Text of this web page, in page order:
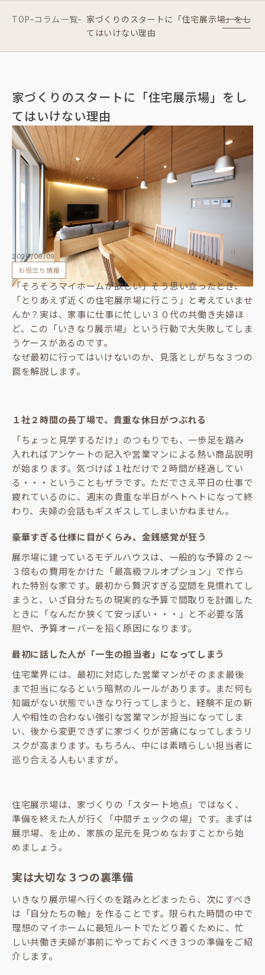
TOP-コラム一覧- 家づくりのスタートに「住宅展示場」をし
てはいけない理由
家づくりのスタートに「住宅展示場」をし
てはいけない理由
2026/06/09
お役立ち情報
「そろそろマイホームが欲しい」そう思い立ったとき、
「とりあえず近くの住宅展示場に行こう」と考えていませ
んか？実は、家事に仕事に忙しい３０代の共働き夫婦ほ
ど、この「いきなり展示場」という行動で大失敗してしま
うケースがあるのです。
なぜ最初に行ってはいけないのか、見落としがちな３つの
罠を解説します。
１社２時間の長丁場で、貴重な休日がつぶれる
「ちょっと見学するだけ」のつもりでも、一歩足を踏み
入れればアンケートの記入や営業マンによる熱い商品説明
が始まります。気づけば１社だけで２時間が経過してい
る・・・ということもザラです。ただでさえ平日の仕事で
疲れているのに、週末の貴重な半日がヘトヘトになって終
わり、夫婦の会話もギスギスしてしまいかねません。
豪華すぎる仕様に目がくらみ、金銭感覚が狂う
展示場に建っているモデルハウスは、一般的な予算の２～
３倍もの費用をかけた「最高級フルオプション」で作ら
れた特別な家です。最初から贅沢すぎる空間を見慣れてし
まうと、いざ自分たちの現実的な予算で間取りを計画した
ときに「なんだか狭くて安っぽい・・・」と不必要な落
胆や、予算オーバーを招く原因になります。
最初に話した人が「一生の担当者」になってしまう
住宅業界には、最初に対応した営業マンがそのまま最後
まで担当になるという暗黙のルールがあります。まだ何も
知識がない状態でいきなり行ってしまうと、経験不足の新
人や相性の合わない強引な営業マンが担当になってしま
い、後から変更できずに家づくりが苦痛になってしまうリ
スクが高まります。もちろん、中には素晴らしい担当者に
巡り合える人もいますが。
住宅展示場は、家づくりの「スタート地点」ではなく、
準備を終えた人が行く「中間チェックの場」です。まずは
展示場、を止め、家族の足元を見つめなおすことから始
めましょう。
実は大切な３つの裏準備
いきなり展示場へ行くのを踏みとどまったら、次にすべき
は「自分たちの軸」を作ることです。限られた時間の中で
理想のマイホームに最短ルートでたどり着くために、忙
しい共働き夫婦が事前にやっておくべき３つの準備をご紹
介します。